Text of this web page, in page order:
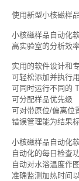
使用新型小核磁样
小核磁样品自动化
高实验室的分析效率
实用的软件设计和
可轻松添加并执行
可同时运行不同的
可分配样品优先级
可对带原位/偏离位
错误管理能为结果
小核磁样品自动化
自动化的每日检查
自动对水浴温度作图
准确监测加热时间